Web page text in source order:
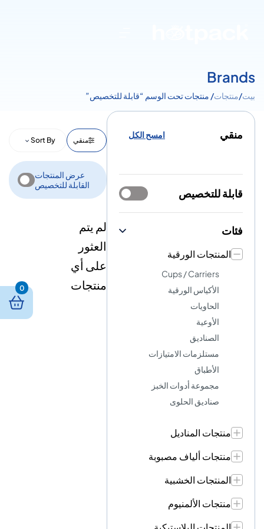
Brands
بيت/منتجات/ منتجات تحت الوسم “قابلة للتخصيص”
منقي امسح الكل
قابلة للتخصيص
فئات
المنتجات الورقية
Cups / Carriers
الأكياس الورقية
الحاويات
الأوعية
الصناديق
مستلزمات الامتيازات
الأطباق
مجموعة أدوات الخبز
صناديق الحلوى
منتجات المناديل
منتجات ألياف مصبوبة
المنتجات الخشبية
منتجات الألمنيوم
منقي Sort By
عرض المنتجات
القابلة للتخصيص
لم يتم
العثور
على أي
منتجات
0